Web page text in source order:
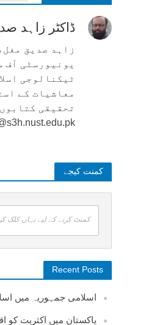
ڈاکٹر زاہد
زاہد صدیق
یونیورسٹی آف
ٹیکنالوجی
معاشیات کے
تحقیقی
کمنت کیجے
کمنٹ کرنے کے لیے یہاں کلک
Recent Posts
اسلامی جمہوریہ میں
پاکستان میں اکثریت کو